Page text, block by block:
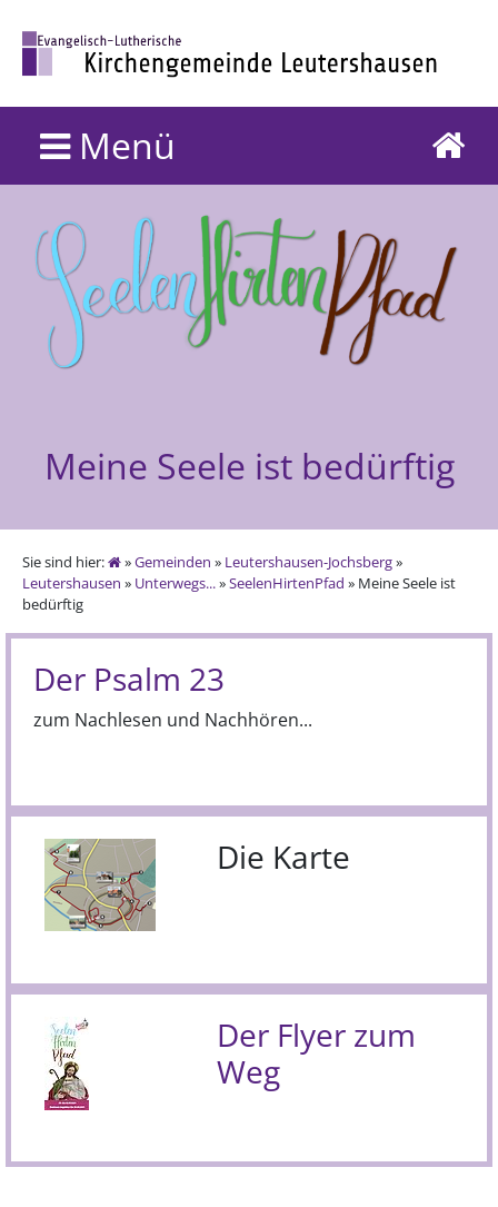
Menü
Meine Seele ist bedürftig
Sie sind hier: »Gemeinden » Leutershausen-Jochsberg»
Leutershausen » Unterwegs...»SeelenHirtenPfad » Meine Seele ist
bedürftig
Der Psalm 23
zum Nachlesen und Nachhören...
Die Karte
Der Flyer zum
Weg